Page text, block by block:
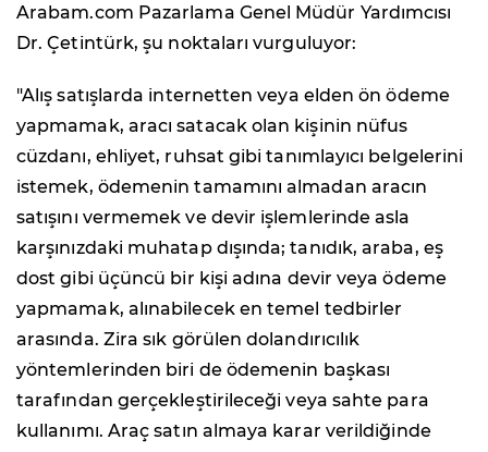
Arabam.com Pazarlama Genel Müdür Yardımcısı
Dr. Çetintürk, şu noktaları vurguluyor:
"Alış satışlarda internetten veya elden ön ödeme
yapmamak, aracı satacak olan kişinin nüfus
cüzdanı, ehliyet, ruhsat gibi tanımlayıcı belgelerini
istemek, ödemenin tamamını almadan aracın
satışını vermemek ve devir işlemlerinde asla
karşınızdaki muhatap dışında; tanıdık, araba, eş
dost gibi üçüncü bir kişi adına devir veya ödeme
yapmamak, alınabilecek en temel tedbirler
arasında. Zira sık görülen dolandırıcılık
yöntemlerinden biri de ödemenin başkası
tarafından gerçekleştirileceği veya sahte para
kullanımı. Araç satın almaya karar verildiğinde